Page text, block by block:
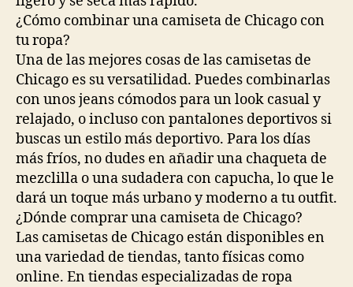
¿Cómo combinar una camiseta de Chicago con
tu ropa?
Una de las mejores cosas de las camisetas de
Chicago es su versatilidad. Puedes combinarlas
con unos jeans cómodos para un look casual y
relajado, o incluso con pantalones deportivos si
buscas un estilo más deportivo. Para los días
más fríos, no dudes en añadir una chaqueta de
mezclilla o una sudadera con capucha, lo que le
dará un toque más urbano y moderno a tu outfit.
¿Dónde comprar una camiseta de Chicago?
Las camisetas de Chicago están disponibles en
una variedad de tiendas, tanto físicas como
online. En tiendas especializadas de ropa